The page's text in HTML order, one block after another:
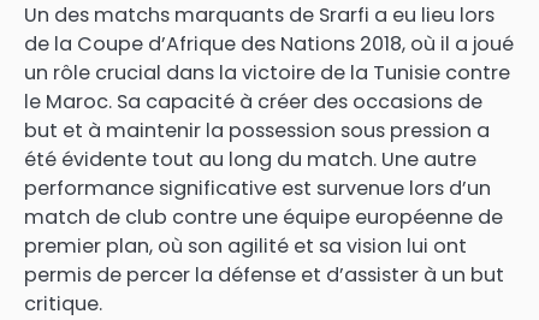
Un des matchs marquants de Srarfi a eu lieu lors
de la Coupe d’Afrique des Nations 2018, où il a joué
un rôle crucial dans la victoire de la Tunisie contre
le Maroc. Sa capacité à créer des occasions de
but et à maintenir la possession sous pression a
été évidente tout au long du match. Une autre
performance significative est survenue lors d’un
match de club contre une équipe européenne de
premier plan, où son agilité et sa vision lui ont
permis de percer la défense et d’assister à un but
critique.